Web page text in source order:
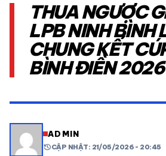
THỂ THAO
VIDEO
share mail
THUA NGƯỢC
LPB NINH BÌNH
CHUNG KẾT
BÌNH ĐIỀN 2026
ADMIN
historyCẬP NHẬT: 21/05/2026 - 20:45